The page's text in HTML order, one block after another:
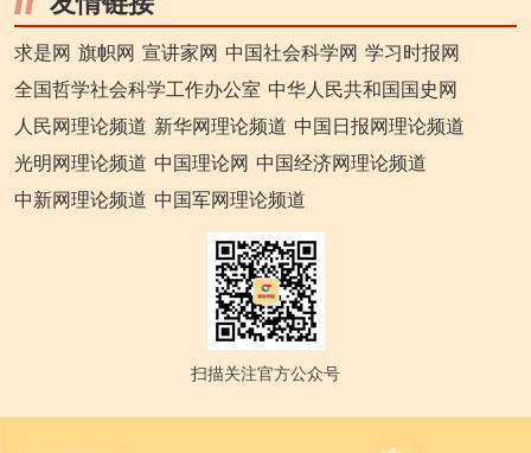
求是网 旗帜网 宣讲家网 中国社会科学网 学习时报网
全国哲学社会科学工作办公室 中华人民共和国国史网
人民网理论频道 新华网理论频道 中国日报网理论频道
光明网理论频道 中国理论网 中国经济网理论频道
中新网理论频道 中国军网理论频道
扫描关注官方公众号